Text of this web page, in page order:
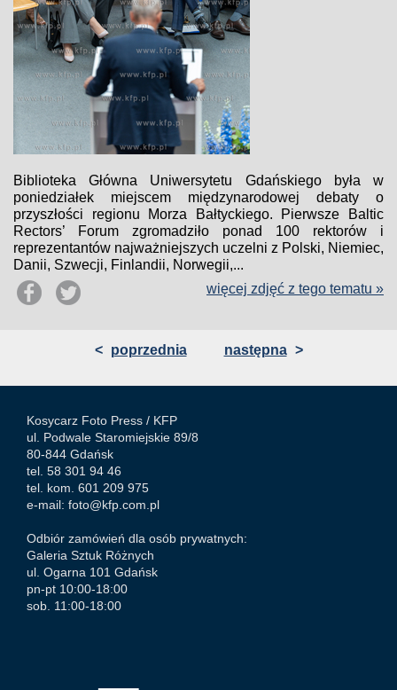
Biblioteka Główna Uniwersytetu Gdańskiego była w
poniedziałek miejscem międzynarodowej debaty o
przyszłości regionu Morza Bałtyckiego. Pierwsze Baltic
Rectors’ Forum zgromadziło ponad 100 rektorów i
reprezentantów najważniejszych uczelni z Polski, Niemiec,
Danii, Szwecji, Finlandii, Norwegii,...
więcej zdjęć z tego tematu »
< poprzednia następna >
Kosycarz Foto Press / KFP
ul. Podwale Staromiejskie 89/8
80-844 Gdańsk
tel. 58 301 94 46
tel. kom. 601 209 975
e-mail: foto@kfp.com.pl
Odbiór zamówień dla osób prywatnych:
Galeria Sztuk Różnych
ul. Ogarna 101 Gdańsk
pn-pt 10:00-18:00
sob. 11:00-18:00